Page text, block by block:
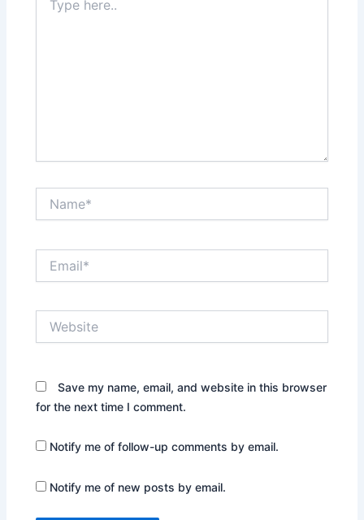
here..
Save my name, email, and website in this browser
for the next time I comment.
Notify me of follow-up comments by email.
Notify me of new posts by email.